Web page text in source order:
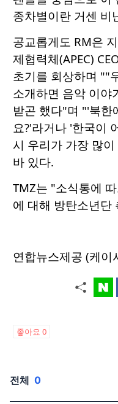
종차별이란 거센 비
공교롭게도 RM은
제협력체(APEC)
초기를 회상하며 ""
소개하면 음악 이야
받곤 했다"며 "'북한
요?'라거나 '한국이
시 우리가 가장 많
바 있다.
TMZ는 "소식통에
에 대해 방탄소년단
연합뉴스제공 (케이
좋아요 0
전체 0